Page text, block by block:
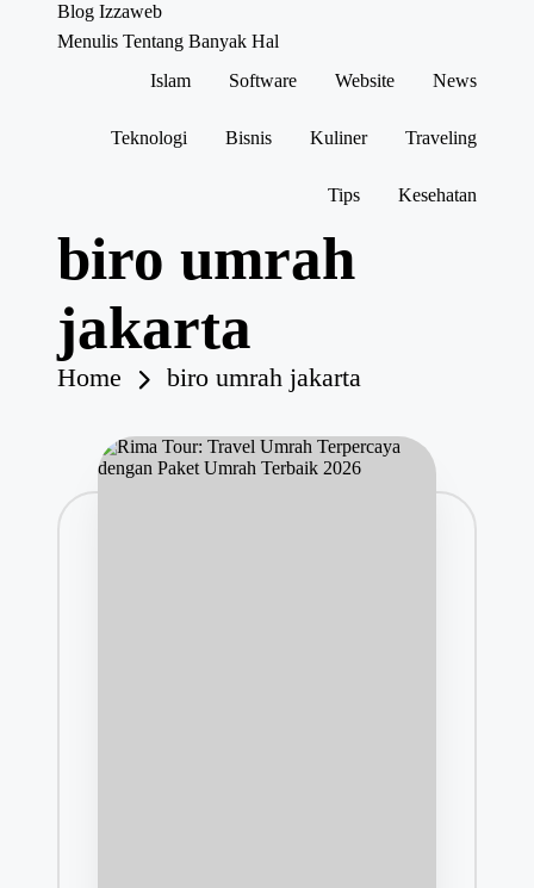
Blog Izzaweb
Menulis Tentang Banyak Hal
Islam
Software Website News
Teknologi Bisnis Kuliner Traveling
Tips Kesehatan
biro umrah
jakarta
Home biro umrah jakarta